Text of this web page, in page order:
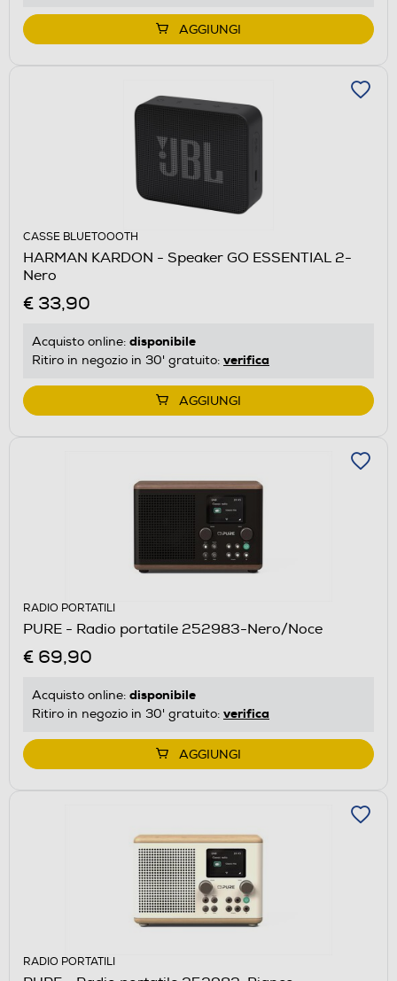
AGGIUNGI
CASSE BLUETOOOTH
HARMAN KARDON - Speaker GO ESSENTIAL 2-
Nero
€ 33,90
Acquisto online: disponibile
Ritiro in negozio in 30' gratuito: verifica
AGGIUNGI
RADIO PORTATILI
PURE - Radio portatile 252983-Nero/Noce
€ 69,90
Acquisto online: disponibile
Ritiro in negozio in 30' gratuito: verifica
AGGIUNGI
RADIO PORTATILI